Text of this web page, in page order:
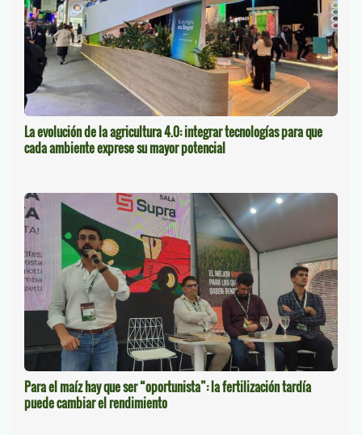
La evolución de la agricultura 4.0: integrar tecnologías para que
cada ambiente exprese su mayor potencial
Para el maíz hay que ser “oportunista”: la fertilización tardía
puede cambiar el rendimiento